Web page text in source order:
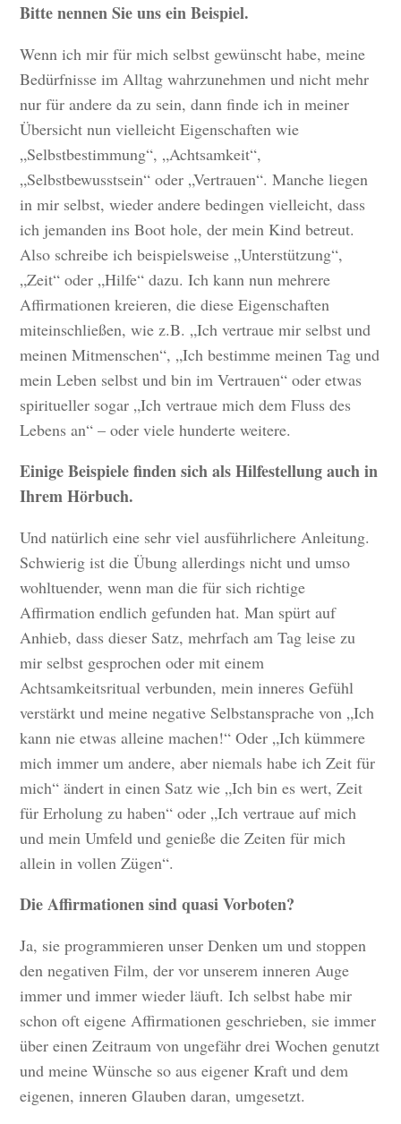
Bitte nennen Sie uns ein Beispiel.
Wenn ich mir für mich selbst gewünscht habe, meine
Bedürfnisse im Alltag wahrzunehmen und nicht mehr
nur für andere da zu sein, dann finde ich in meiner
Übersicht nun vielleicht Eigenschaften wie
„Selbstbestimmung“, „Achtsamkeit“,
„Selbstbewusstsein“ oder „Vertrauen“. Manche liegen
in mir selbst, wieder andere bedingen vielleicht, dass
ich jemanden ins Boot hole, der mein Kind betreut.
Also schreibe ich beispielsweise „Unterstützung“,
„Zeit“ oder „Hilfe“ dazu. Ich kann nun mehrere
Affirmationen kreieren, die diese Eigenschaften
miteinschließen, wie z.B. „Ich vertraue mir selbst und
meinen Mitmenschen“, „Ich bestimme meinen Tag und
mein Leben selbst und bin im Vertrauen“ oder etwas
spiritueller sogar „Ich vertraue mich dem Fluss des
Lebens an“ – oder viele hunderte weitere.
Einige Beispiele finden sich als Hilfestellung auch in
Ihrem Hörbuch.
Und natürlich eine sehr viel ausführlichere Anleitung.
Schwierig ist die Übung allerdings nicht und umso
wohltuender, wenn man die für sich richtige
Affirmation endlich gefunden hat. Man spürt auf
Anhieb, dass dieser Satz, mehrfach am Tag leise zu
mir selbst gesprochen oder mit einem
Achtsamkeitsritual verbunden, mein inneres Gefühl
verstärkt und meine negative Selbstansprache von „Ich
kann nie etwas alleine machen!“ Oder „Ich kümmere
mich immer um andere, aber niemals habe ich Zeit für
mich“ ändert in einen Satz wie „Ich bin es wert, Zeit
für Erholung zu haben“ oder „Ich vertraue auf mich
und mein Umfeld und genieße die Zeiten für mich
allein in vollen Zügen“.
Die Affirmationen sind quasi Vorboten?
Ja, sie programmieren unser Denken um und stoppen
den negativen Film, der vor unserem inneren Auge
immer und immer wieder läuft. Ich selbst habe mir
schon oft eigene Affirmationen geschrieben, sie immer
über einen Zeitraum von ungefähr drei Wochen genutzt
und meine Wünsche so aus eigener Kraft und dem
eigenen, inneren Glauben daran, umgesetzt.